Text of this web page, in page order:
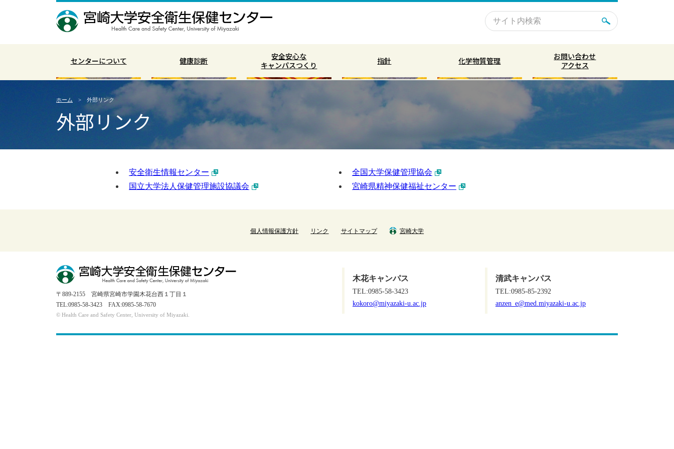
センターについて 健康診断
安全安心な
キャンパスつくり
指針 化学物質管理
お問い合わせ
アクセス
ホーム 外部リンク
外部リンク
安全衛生情報センター
全国大学保健管理協会
国立大学法人保健管理施設協議会
宮崎県精神保健福祉センター
個人情報保護方針 リンク サイトマップ 宮崎大学
清武キャンパス
TEL:0985-85-2392
anzen_e@med.miyazaki-u.ac.jp
木花キャンパス
TEL:0985-58-3423
kokoro@miyazaki-u.ac.jp
〒889-2155 宮崎県宮崎市学園木花台西１丁目１
TEL:0985-58-3423 FAX:0985-58-7670
© Health Care and Safety Center, University of Miyazaki.